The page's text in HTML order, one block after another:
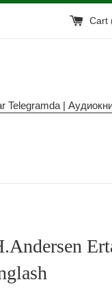
Cart
Telegramda |